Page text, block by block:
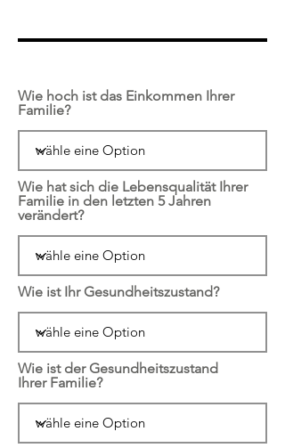
Wie hoch ist das Einkommen Ihrer
Familie?
Wie hat sich die Lebensqualität Ihrer
Familie in den letzten 5 Jahren
verändert?
Wie ist Ihr Gesundheitszustand?
Wie ist der Gesundheitszustand
Ihrer Familie?